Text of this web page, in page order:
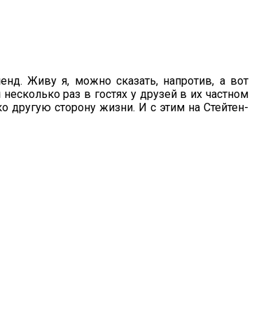
Живу я, можно сказать, напротив, а вот
раз в гостях у друзей в их частном
сторону жизни. И с этим на Стейтен-